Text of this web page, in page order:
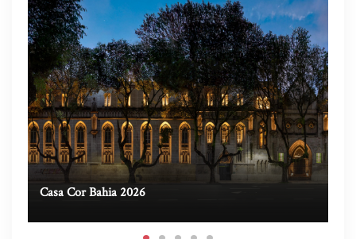
Casa Cor Bahia 2026